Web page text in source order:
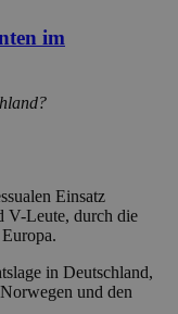
im
Einsatz
V-Leute, durch die
in Deutschland,
und den